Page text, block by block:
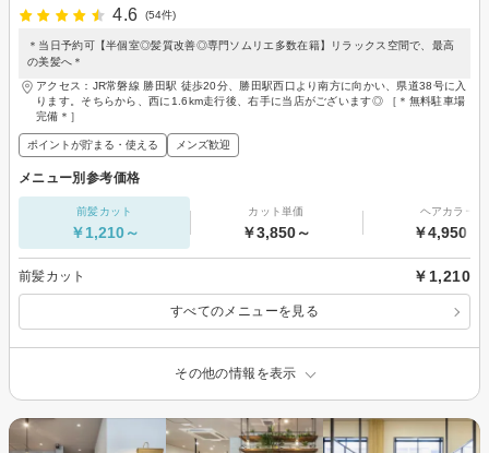
4.6
(54件)
＊当日予約可【半個室◎髪質改善◎専門ソムリエ多数在籍】リラックス空間で、最高
の美髪へ＊
アクセス：JR常磐線 勝田駅 徒歩20分、勝田駅西口より南方に向かい、県道38号に入
ります。そちらから、西に1.6km走行後、右手に当店がございます◎ ［＊無料駐車場
完備＊］
ポイントが貯まる・使える メンズ歓迎
メニュー別参考価格
前髪カット
￥1,210～
カット単価
￥3,850～
ヘアカラー
￥4,950～
前髪カット ￥1,210
すべてのメニューを見る
その他の情報を表示